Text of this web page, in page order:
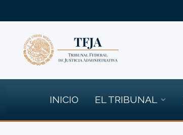
INICIO EL TRIBUNAL